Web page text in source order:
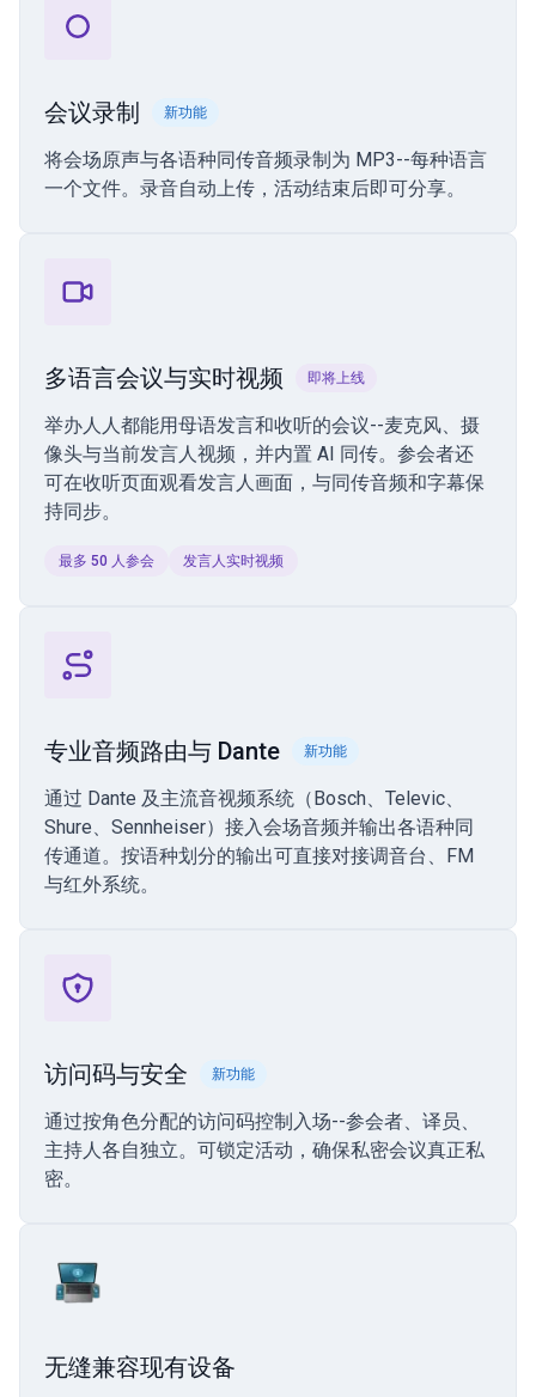
会议录制 新功能
将会场原声与各语种同传音频录制为 MP3--每种语言
一个文件。录音自动上传，活动结束后即可分享。
多语言会议与实时视频 即将上线
举办人人都能用母语发言和收听的会议--麦克风、摄
像头与当前发言人视频，并内置 AI 同传。参会者还
可在收听页面观看发言人画面，与同传音频和字幕保
持同步。
最多 50 人参会 发言人实时视频
专业音频路由与 Dante 新功能
通过 Dante 及主流音视频系统（Bosch、Televic、
Shure、Sennheiser）接入会场音频并输出各语种同
传通道。按语种划分的输出可直接对接调音台、FM
与红外系统。
访问码与安全 新功能
通过按角色分配的访问码控制入场--参会者、译员、
主持人各自独立。可锁定活动，确保私密会议真正私
密。
无缝兼容现有设备